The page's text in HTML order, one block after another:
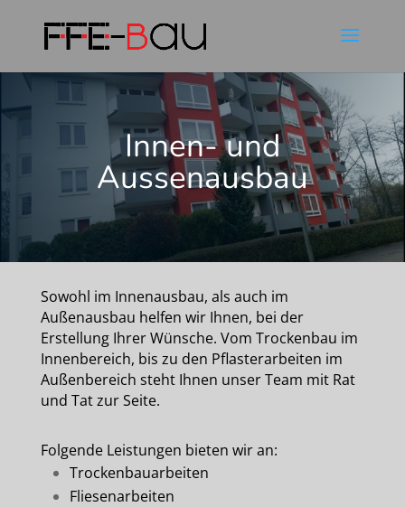
Innen- und
Aussenausbau
Sowohl im Innenausbau, als auch im
Außenausbau helfen wir Ihnen, bei der
Erstellung Ihrer Wünsche. Vom Trockenbau im
Innenbereich, bis zu den Pflasterarbeiten im
Außenbereich steht Ihnen unser Team mit Rat
und Tat zur Seite.
Folgende Leistungen bieten wir an:
Trockenbauarbeiten
Fliesenarbeiten